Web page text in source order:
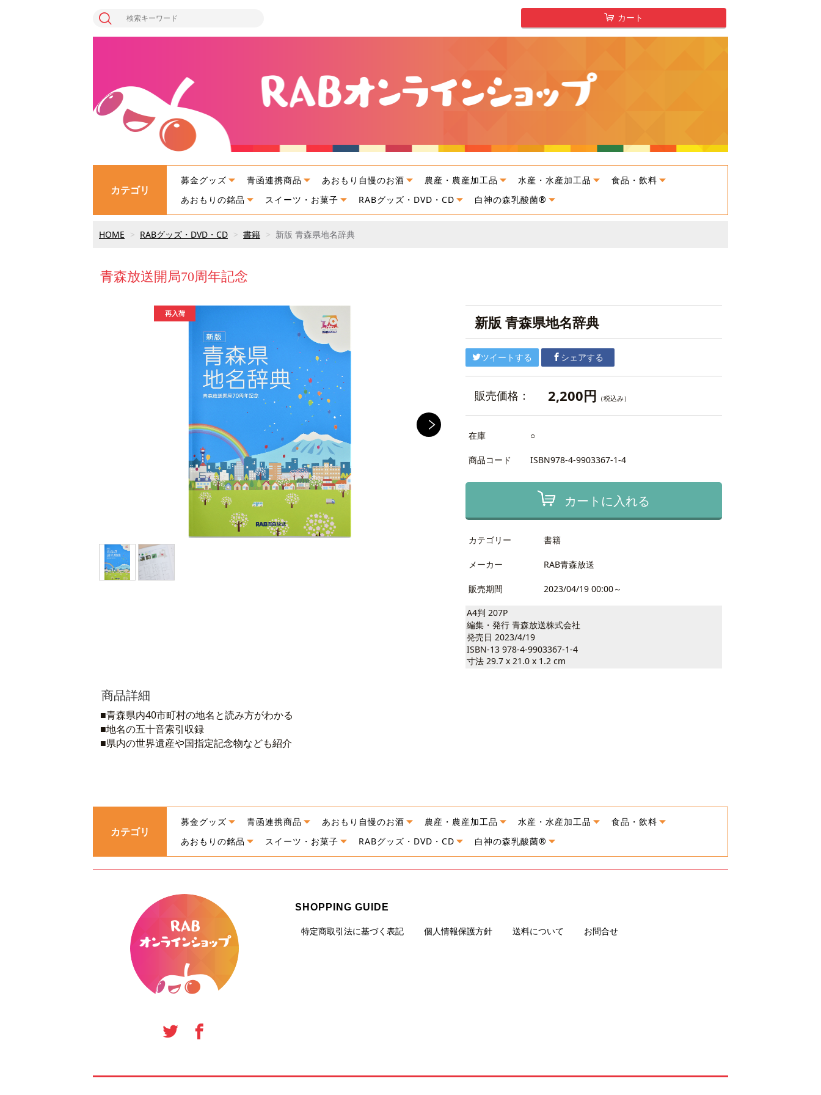
カート
カテゴリ
募金グッズ 青函連携商品 あおもり自慢のお酒 農産・農産加工品 水産・水産加工品
食品・飲料
あおもりの銘品
スイーツ・お菓子 RABグッズ・DVD・CD 白神の森乳酸菌®
HOME RABグッズ・DVD・CD 書籍 新版 青森県地名辞典
青森放送開局70周年記念
新版 青森県地名辞典
ツイートする シェアする
販売価格： 2,200円 （税込み）
在庫 ○
商品コード ISBN978-4-9903367-1-4
カートに入れる
カテゴリー 書籍
メーカー RAB青森放送
販売期間 2023/04/19 00:00～
A4判 207P
編集・発行 青森放送株式会社
発売日 2023/4/19
ISBN-13 978-4-9903367-1-4
寸法 29.7 x 21.0 x 1.2 cm
商品詳細
■青森県内40市町村の地名と読み方がわかる
■地名の五十音索引収録
■県内の世界遺産や国指定記念物なども紹介
カテゴリ
募金グッズ 青函連携商品 あおもり自慢のお酒 農産・農産加工品 水産・水産加工品
食品・飲料
あおもりの銘品
スイーツ・お菓子 RABグッズ・DVD・CD 白神の森乳酸菌®
SHOPPING GUIDE
特定商取引法に基づく表記 個人情報保護方針 送料について お問合せ